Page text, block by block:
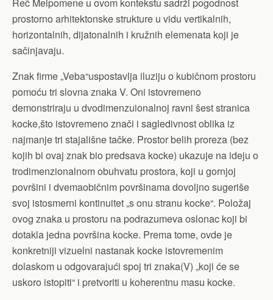
prostorno arhitektonske strukture u vidu vertikalnih,
horizontalnih, dijatonalnih i kružnih elemenata koji je
sačinjavaju.
Znak firme „Veba“uspostavlja iluziju o kubičnom prostoru
pomoću tri slovna znaka V. Oni istovremeno
demonstriraju u dvodimenzuionalnoj ravni šest stranica
kocke,što istovremeno znači i sagledivnost oblika iz
najmanje tri stajališne tačke. Prostor belih proreza (bez
kojih bi ovaj znak bio predsava kocke) ukazuje na ideju o
trodimenzionalnom obuhvatu prostora, koji u gornjoj
površini i dvemaobičnim površinama dovoljno sugeriše
svoj istosmerni kontinuitet „s onu stranu kocke“. Položaj
ovog znaka u prostoru na podrazumeva oslonac koji bi
dotakla jedna površina kocke. Prema tome, ovde je
konkretniji vizuelni nastanak kocke istovremenim
dolaskom u odgovarajući spoj tri znaka(V) „koji će se
uskoro istopiti“ i pretvoriti u koherentnu masu kocke.